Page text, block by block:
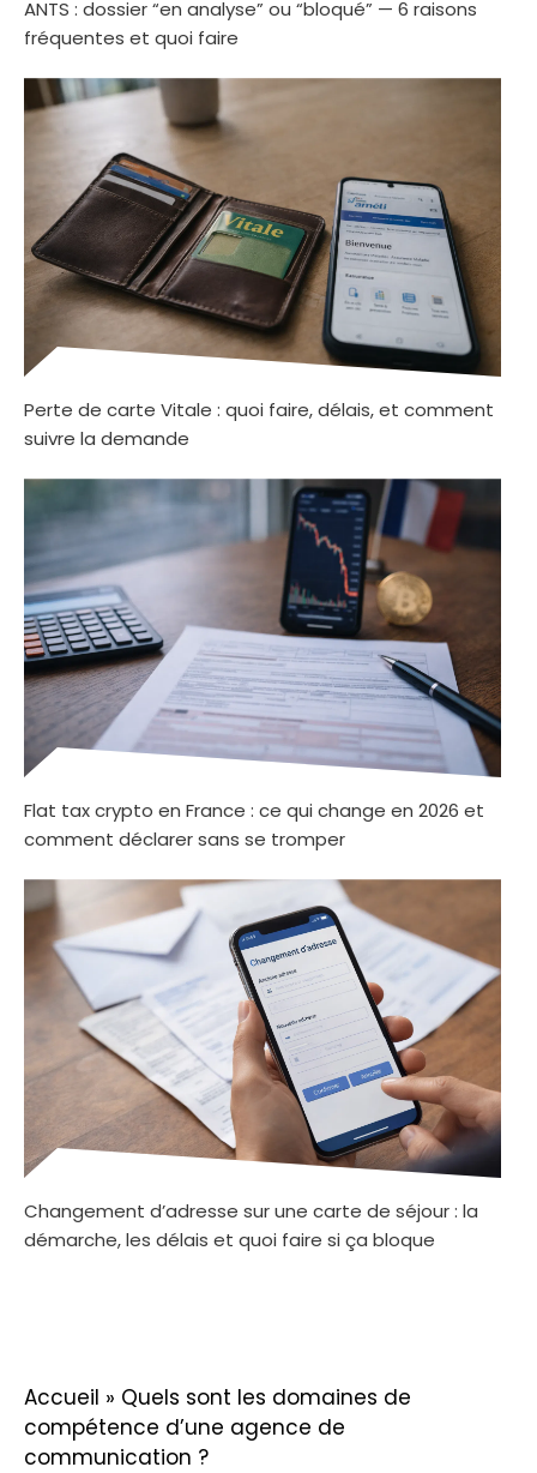
ANTS : dossier “en analyse” ou “bloqué” — 6 raisons
fréquentes et quoi faire
Perte de carte Vitale : quoi faire, délais, et comment
suivre la demande
Flat tax crypto en France : ce qui change en 2026 et
comment déclarer sans se tromper
Changement d’adresse sur une carte de séjour : la
démarche, les délais et quoi faire si ça bloque
Accueil » Quels sont les domaines de
compétence d’une agence de
communication ?